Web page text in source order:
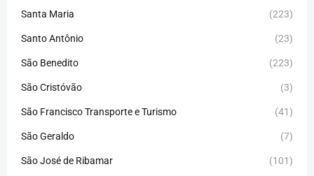
Santa Maria (223)
Santo Antônio (23)
São Benedito (223)
São Cristóvão (3)
São Francisco Transporte e Turismo (41)
São Geraldo (7)
São José de Ribamar (101)